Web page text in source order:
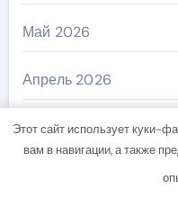
Май 2026
Апрель 2026
Февраль 2026
Этот сайт использует куки-
вам в навигации, а также